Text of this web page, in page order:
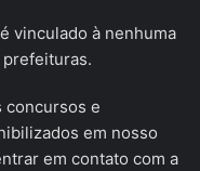
vinculado à nenhuma
prefeituras.
concursos e
em nosso
em contato com a